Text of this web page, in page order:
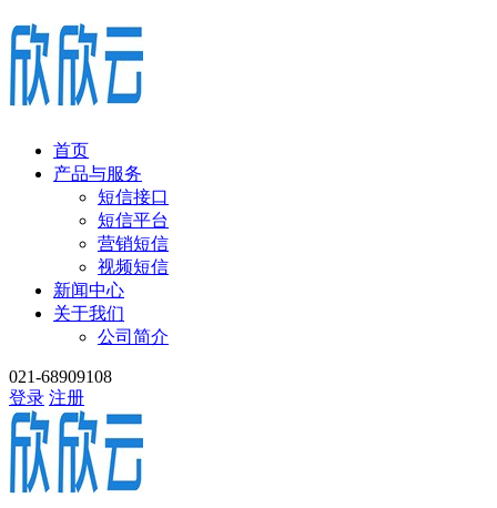
首页
产品与服务
短信接口
短信平台
营销短信
视频短信
新闻中心
关于我们
公司简介
021-68909108
登录 注册